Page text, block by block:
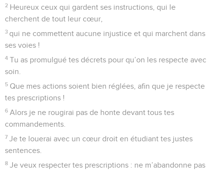
2 Heureux ceux qui gardent ses instructions, qui le
cherchent de tout leur cœur,
3 qui ne commettent aucune injustice et qui marchent dans
ses voies !
4 Tu as promulgué tes décrets pour qu’on les respecte avec
soin.
5 Que mes actions soient bien réglées, afin que je respecte
tes prescriptions !
6 Alors je ne rougirai pas de honte devant tous tes
commandements.
7 Je te louerai avec un cœur droit en étudiant tes justes
sentences.
8 Je veux respecter tes prescriptions : ne m’abandonne pas